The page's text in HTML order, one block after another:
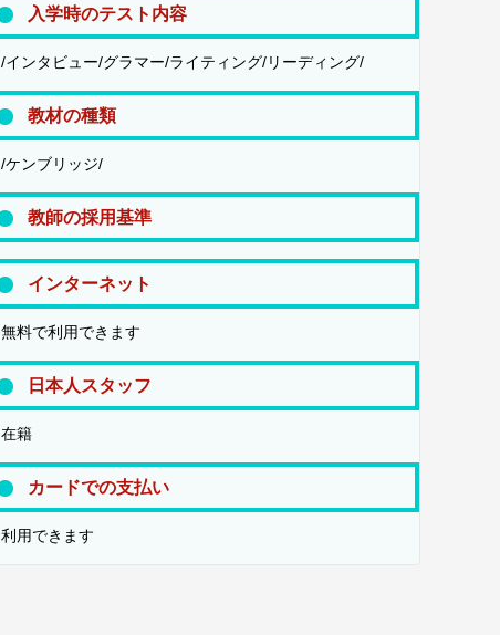
入学時のテスト内容
/インタビュー/グラマー/ライティング/リーディング/
教材の種類
/ケンブリッジ/
教師の採用基準
インターネット
無料で利用できます
日本人スタッフ
在籍
カードでの支払い
利用できます